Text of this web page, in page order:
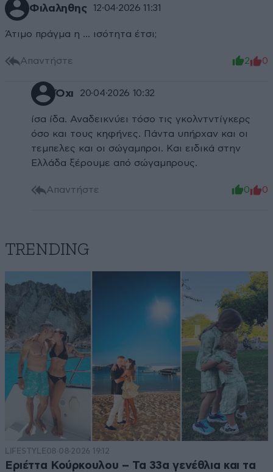
Φιλαληθης 12·04·2026 11:31
Άτιμο πράγμα η ... ισότητα έτσι;
Απαντήστε 2 0
Όχι 20·04·2026 10:32
ίσα ίδα. Αναδεικνύει τόσο τις γκολντντίγκερς
όσο και τους κηφήνες. Πάντα υπήρχαν και οι
τεμπελες και οι σώγαμπροι. Και ειδικά στην
Ελλάδα ξέρουμε από σώγαμπρους.
Απαντήστε 0 0
TRENDING
LIFESTYLE08·08·2026 19:12
Εριέττα Κούρκουλου – Τα 33α γενέθλια και τα